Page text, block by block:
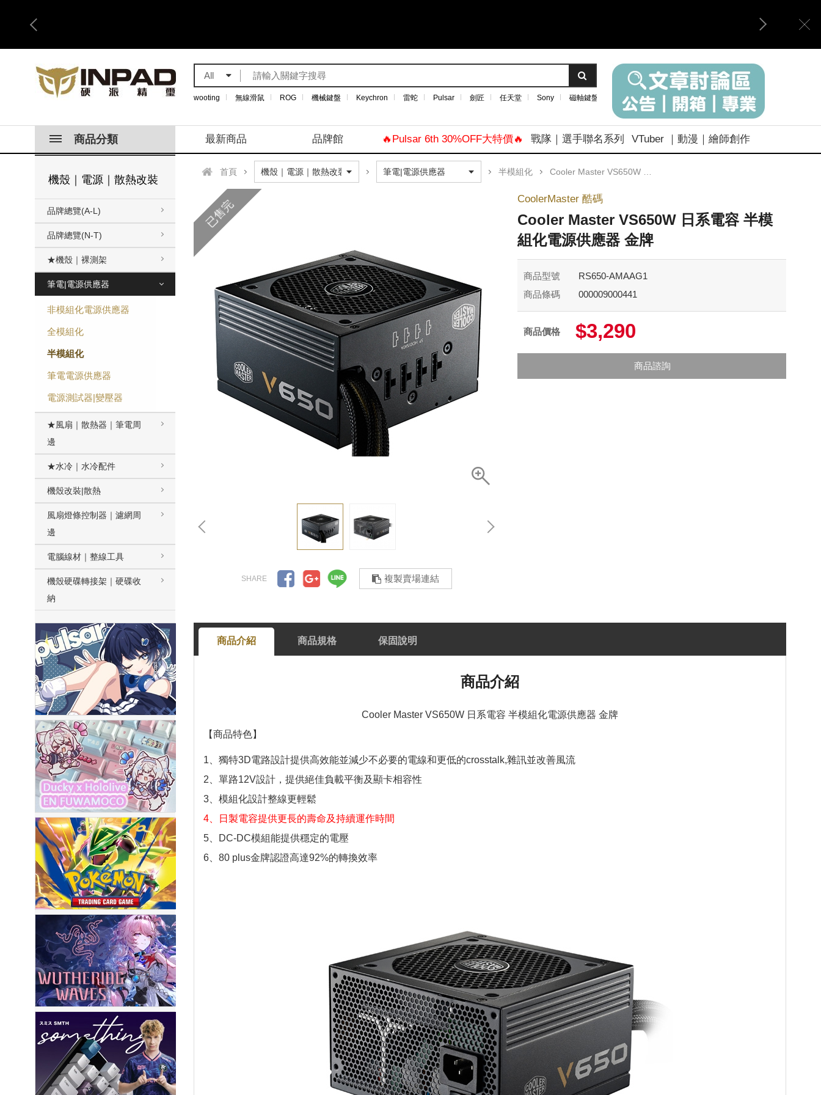
All
wooting 無線滑鼠 ROG 機械鍵盤 Keychron 雷蛇 Pulsar 劍匠 任天堂 Sony 磁軸鍵盤
商品分類 最新商品 品牌館 🔥Pulsar 6th 30%OFF大特價🔥 戰隊｜選手聯名系列 VTuber ｜動漫｜繪師創作
機殼｜電源｜散熱改裝
品牌總覽(A-L)
品牌總覽(N-T)
★機殼｜裸測架
筆電|電源供應器
非模組化電源供應器
全模組化
半模組化
筆電電源供應器
電源測試器|變壓器
★風扇｜散熱器｜筆電周
邊
★水冷｜水冷配件
機殼改裝|散熱
風扇燈條控制器｜濾網周
邊
電腦線材｜整線工具
機殼硬碟轉接架｜硬碟收
納
首頁 半模組化 Cooler Master VS650W 日系電容 半模組化電源供應器 金牌
已售完
複製賣場連結
CoolerMaster 酷碼
Cooler Master VS650W 日系電容 半模
組化電源供應器 金牌
商品型號
RS650-AMAAG1
商品條碼
000009000441
商品價格 $3,290
商品諮詢
商品介紹 商品規格 保固說明
商品介紹
Cooler Master VS650W 日系電容 半模組化電源供應器 金牌
【商品特色】
1、獨特3D電路設計提供高效能並減少不必要的電線和更低的crosstalk,雜訊並改善風流
2、單路12V設計，提供絕佳負載平衡及顯卡相容性
3、模組化設計整線更輕鬆
4、日製電容提供更長的壽命及持續運作時間
5、DC-DC模組能提供穩定的電壓
6、80 plus金牌認證高達92%的轉換效率